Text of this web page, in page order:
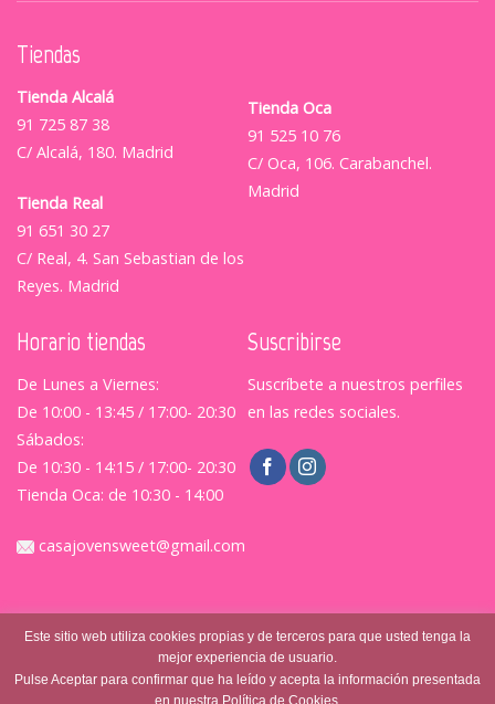
Tiendas
Tienda Alcalá
91 725 87 38
C/ Alcalá, 180. Madrid
Tienda Real
91 651 30 27
C/ Real, 4. San Sebastian de los
Reyes. Madrid
Tienda Oca
91 525 10 76
C/ Oca, 106. Carabanchel.
Madrid
Horario tiendas
De Lunes a Viernes:
De 10:00 - 13:45 / 17:00- 20:30
Sábados:
De 10:30 - 14:15 / 17:00- 20:30
Tienda Oca: de 10:30 - 14:00
Suscribirse
Suscríbete a nuestros perfiles
en las redes sociales.
casajovensweet@gmail.com
Este sitio web utiliza cookies propias y de terceros para que usted tenga la
mejor experiencia de usuario.
Pulse Aceptar para confirmar que ha leído y acepta la información presentada
en nuestra Política de Cookies.